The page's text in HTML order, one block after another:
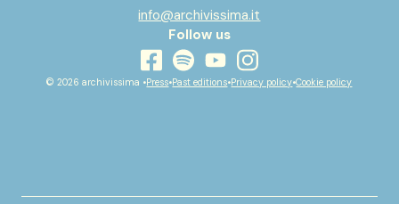
info@archivissima.it
Follow us
facebook
spotifyyoutubeinstagram
© 2026 archivissima •Press•Past editions•Privacy policy•Cookie policy